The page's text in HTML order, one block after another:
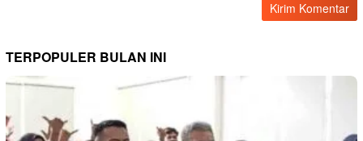
TERPOPULER BULAN INI